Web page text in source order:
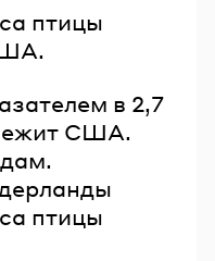
птицы
в 2,7
США.
птицы